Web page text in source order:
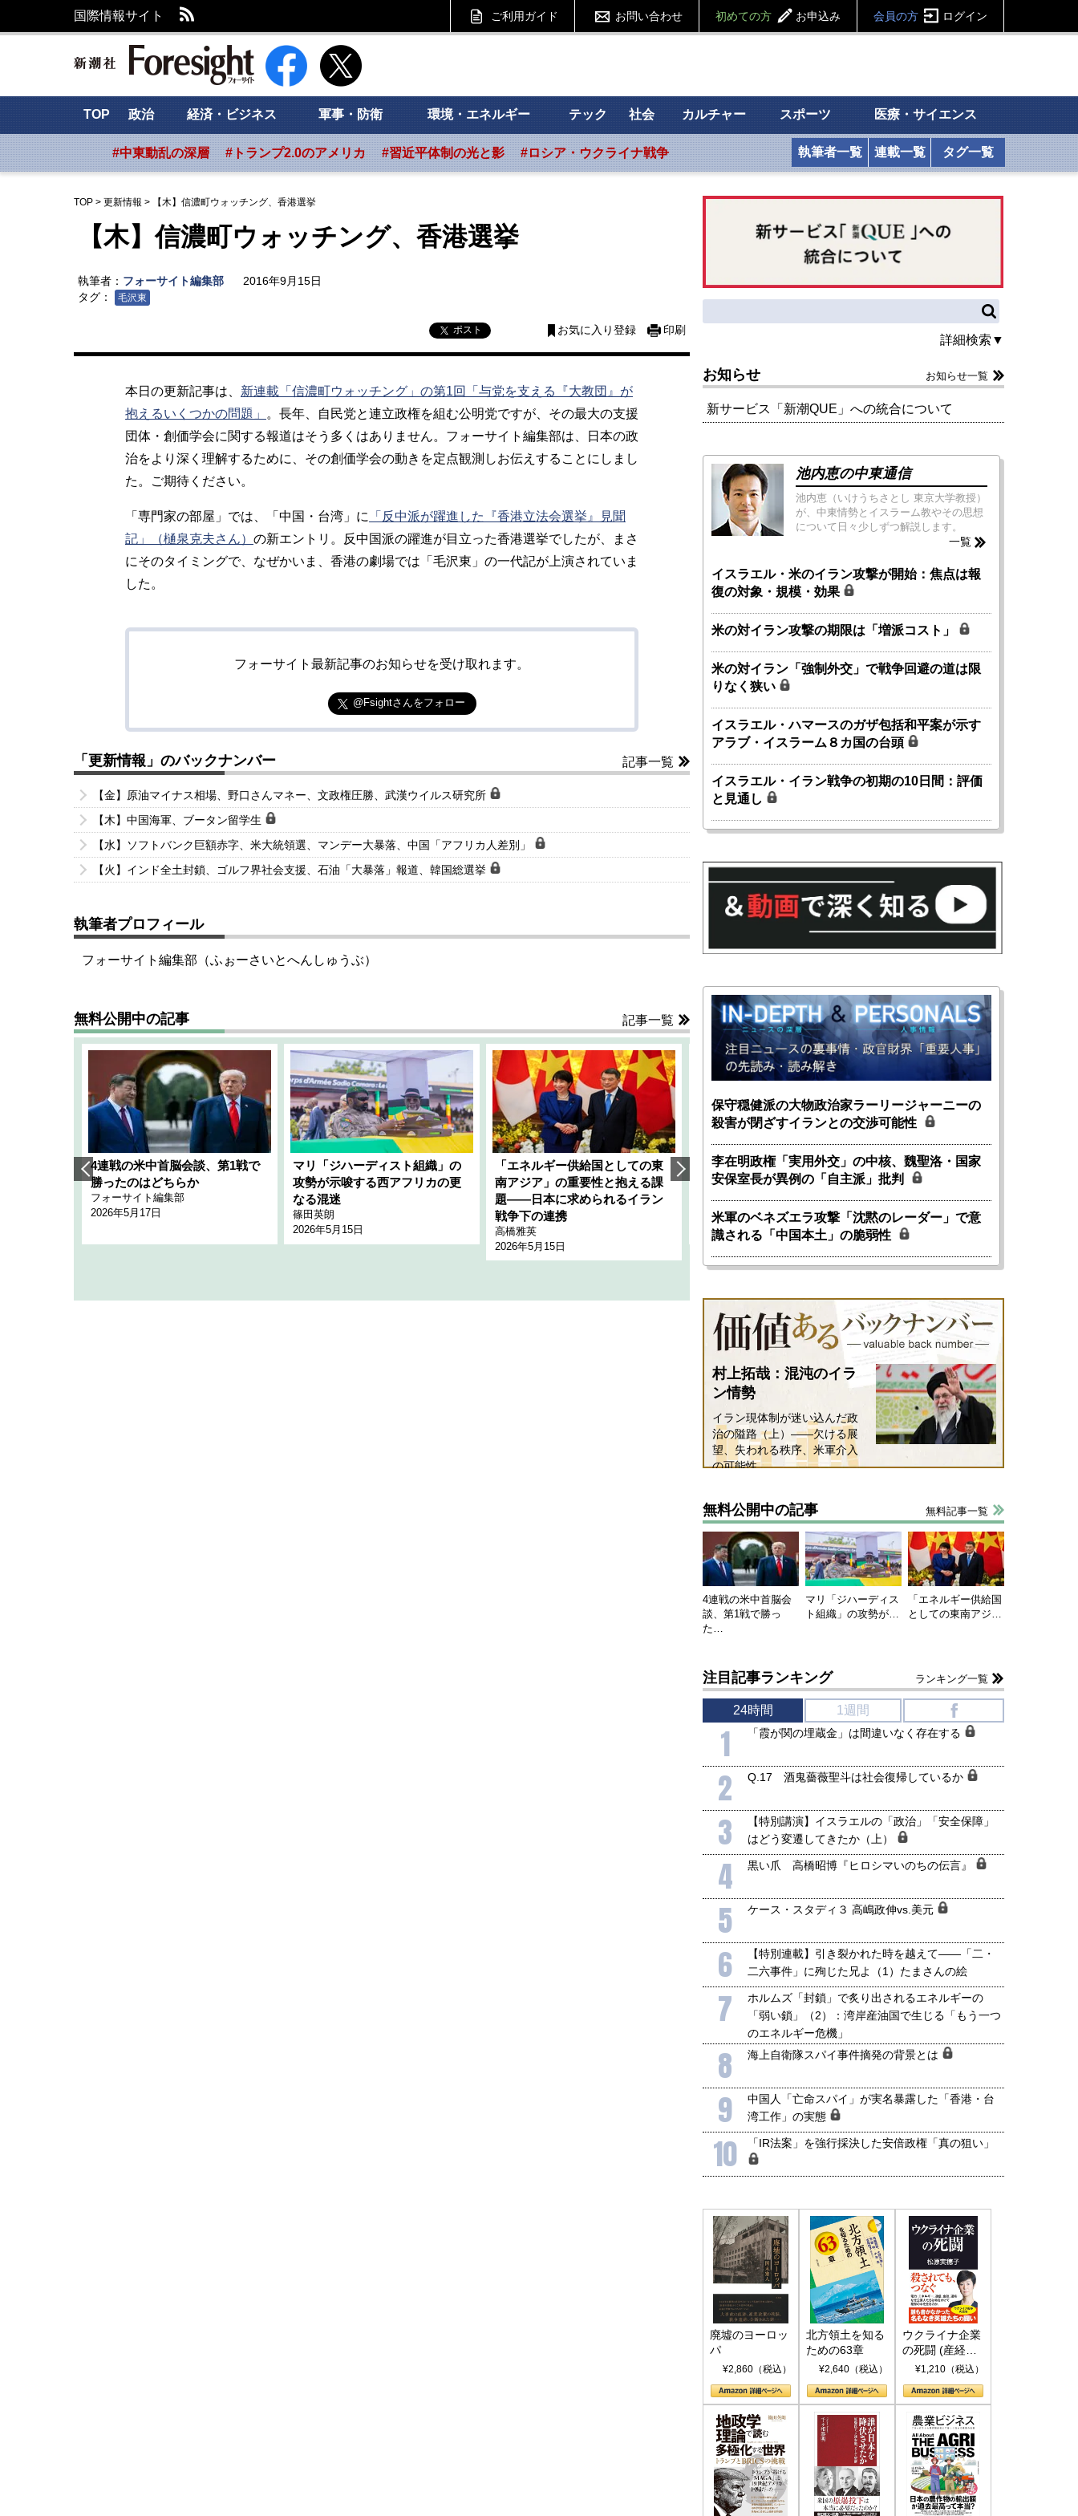
国際情報サイト ご利用ガイド お問い合わせ 初めての方 お申込み 会員の方 ログイン
新潮社 Foresight フォーサイト
TOP 政治 経済・ビジネス 軍事・防衛 環境・エネルギー テック 社会 カルチャー スポーツ 医療・サイエンス
#中東動乱の深層 #トランプ2.0のアメリカ #習近平体制の光と影 #ロシア・ウクライナ戦争 執筆者一覧 連載一覧 タグ一覧
TOP > 更新情報 > 【木】信濃町ウォッチング、香港選挙
【木】信濃町ウォッチング、香港選挙
執筆者： フォーサイト編集部
2016年9月15日
タグ：
毛沢東
ポスト お気に入り登録 印刷
本日の更新記事は、 新連載「信濃町ウォッチング」の第1回「与党を支える『大教団』が
抱えるいくつかの問題」
。長年、自民党と連立政権を組む公明党ですが、その最大の支援
団体・創価学会に関する報道はそう多くはありません。フォーサイト編集部は、日本の政
治をより深く理解するために、その創価学会の動きを定点観測しお伝えすることにしまし
た。ご期待ください。
「専門家の部屋」では、「中国・台湾」に
「反中派が躍進した『香港立法会選挙』見聞
記」（樋泉克夫さん） の新エントリ。反中国派の躍進が目立った香港選挙でしたが、まさ
にそのタイミングで、なぜかいま、香港の劇場では「毛沢東」の一代記が上演されていま
した。
フォーサイト最新記事のお知らせを受け取れます。
@Fsightさんをフォロー
「更新情報」のバックナンバー 記事一覧
【金】原油マイナス相場、野口さんマネー、文政権圧勝、武漢ウイルス研究所
【木】中国海軍、ブータン留学生
【水】ソフトバンク巨額赤字、米大統領選、マンデー大暴落、中国「アフリカ人差別」
【火】インド全土封鎖、ゴルフ界社会支援、石油「大暴落」報道、韓国総選挙
執筆者プロフィール
フォーサイト編集部（ふぉーさいとへんしゅうぶ）
無料公開中の記事 記事一覧
4連戦の米中首脳会談、第1戦で
勝ったのはどちらか
フォーサイト編集部
2026年5月17日
マリ「ジハーディスト組織」の
攻勢が示唆する西アフリカの更
なる混迷
篠田英朗
2026年5月15日
「エネルギー供給国としての東
南アジア」の重要性と抱える課
題――日本に求められるイラン
戦争下の連携
高橋雅英
2026年5月15日
韓国にも理解してほしい「極東
1905年体制」における日米韓安
全保障協力の意味
千々和泰明
2026年5月15日
ホルムズ海峡危機で加速したエ
ネルギー転換が「中国依存」に
行き着くリスク
小山堅
2026年5月14日
詳細検索▼
お知らせ お知らせ一覧
新サービス「新潮QUE」への統合について
池内恵の中東通信
池内恵（いけうちさとし 東京大学教授）
が、中東情勢とイスラーム教やその思想
について日々少しずつ解説します。
一覧
イスラエル・米のイラン攻撃が開始：焦点は報
復の対象・規模・効果
米の対イラン攻撃の期限は「増派コスト」
米の対イラン「強制外交」で戦争回避の道は限
りなく狭い
イスラエル・ハマースのガザ包括和平案が示す
アラブ・イスラーム８カ国の台頭
イスラエル・イラン戦争の初期の10日間：評価
と見通し
保守穏健派の大物政治家ラーリージャーニーの
殺害が閉ざすイランとの交渉可能性
李在明政権「実用外交」の中核、魏聖洛・国家
安保室長が異例の「自主派」批判
米軍のベネズエラ攻撃「沈黙のレーダー」で意
識される「中国本土」の脆弱性
村上拓哉：混沌のイラ
ン情勢
イラン現体制が迷い込んだ政
治の隘路（上）――欠ける展
望、失われる秩序、米軍介入
の可能性
無料公開中の記事 無料記事一覧
4連戦の米中首脳会
談、第1戦で勝っ
た…
マリ「ジハーディス
ト組織」の攻勢が…
「エネルギー供給国
としての東南アジ…
注目記事ランキング ランキング一覧
24時間 1週間
1 「霞が関の埋蔵金」は間違いなく存在する
2 Q.17 酒鬼薔薇聖斗は社会復帰しているか
3
【特別講演】イスラエルの「政治」「安全保障」
はどう変遷してきたか（上）
4 黒い爪 高橋昭博『ヒロシマいのちの伝言』
5 ケース・スタディ３ 高嶋政伸vs.美元
6
【特別連載】引き裂かれた時を越えて――「二・
二六事件」に殉じた兄よ（1）たまさんの絵
7
ホルムズ「封鎖」で炙り出されるエネルギーの
「弱い鎖」（2）：湾岸産油国で生じる「もう一つ
のエネルギー危機」
8 海上自衛隊スパイ事件摘発の背景とは
9
中国人「亡命スパイ」が実名暴露した「香港・台
湾工作」の実態
10 「IR法案」を強行採決した安倍政権「真の狙い」
廃墟のヨーロッ
パ
¥2,860（税込）
北方領土を知る
ための63章
¥2,640（税込）
ウクライナ企業
の死闘 (産経セ
レクト S 039)
¥1,210（税込）